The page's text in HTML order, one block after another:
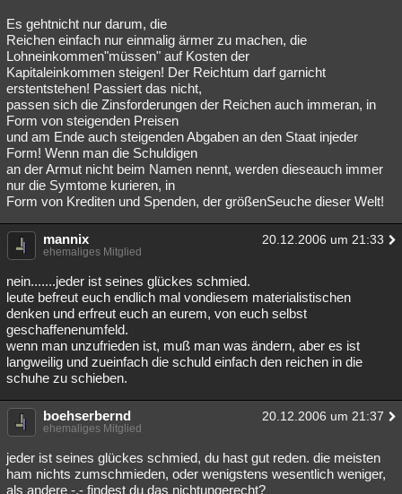
Es gehtnicht nur darum, die
Reichen einfach nur einmalig ärmer zu machen, die
Lohneinkommen"müssen" auf Kosten der
Kapitaleinkommen steigen! Der Reichtum darf garnicht
erstentstehen! Passiert das nicht,
passen sich die Zinsforderungen der Reichen auch immeran, in
Form von steigenden Preisen
und am Ende auch steigenden Abgaben an den Staat injeder
Form! Wenn man die Schuldigen
an der Armut nicht beim Namen nennt, werden dieseauch immer
nur die Symtome kurieren, in
Form von Krediten und Spenden, der größenSeuche dieser Welt!
mannix 20.12.2006 um 21:33
ehemaliges Mitglied
nein.......jeder ist seines glückes schmied.
leute befreut euch endlich mal vondiesem materialistischen
denken und erfreut euch an eurem, von euch selbst
geschaffenenumfeld.
wenn man unzufrieden ist, muß man was ändern, aber es ist
langweilig und zueinfach die schuld einfach den reichen in die
schuhe zu schieben.
boehserbernd 20.12.2006 um 21:37
ehemaliges Mitglied
jeder ist seines glückes schmied, du hast gut reden. die meisten
ham nichts zumschmieden, oder wenigstens wesentlich weniger,
als andere -.- findest du das nichtungerecht?